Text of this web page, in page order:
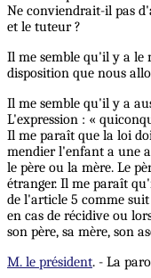
Ne conviendrait-il pas
et le tuteur ?
Il me semble qu'il y a le
disposition que nous
Il me semble qu'il y a
L'expression : «
Il me paraît que la loi
mendier l'enfant a une
le père ou la mère. Le
étranger. Il me paraît
de l'article 5 comme
en cas de récidive ou
son père, sa mère, son
M. le président. - La